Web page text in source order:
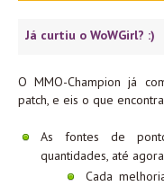
Já curtiu o WoWGirl? :)
O MMO-Champion já
patch, e eis o que
As fontes de
quantidades, até
Cada